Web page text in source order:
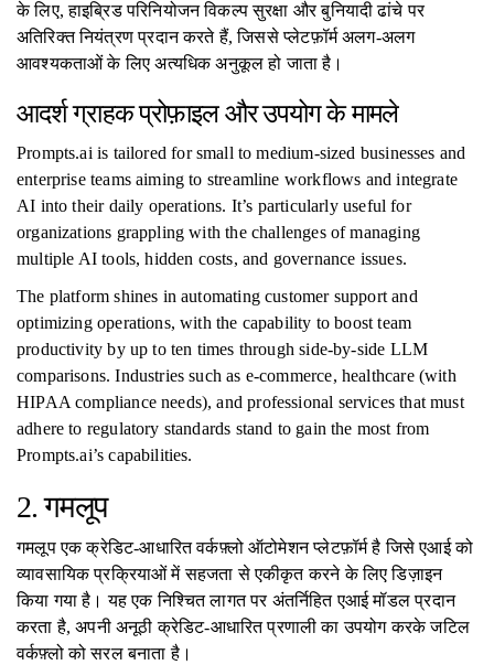
के लिए, हाइब्रिड परिनियोजन विकल्प सुरक्षा और बुनियादी ढांचे पर
अतिरिक्त नियंत्रण प्रदान करते हैं, जिससे प्लेटफ़ॉर्म अलग-अलग
आवश्यकताओं के लिए अत्यधिक अनुकूल हो जाता है।
आदर्श ग्राहक प्रोफ़ाइल और उपयोग के मामले
Prompts.ai is tailored for small to medium-sized businesses and
enterprise teams aiming to streamline workflows and integrate
AI into their daily operations. It’s particularly useful for
organizations grappling with the challenges of managing
multiple AI tools, hidden costs, and governance issues.
The platform shines in automating customer support and
optimizing operations, with the capability to boost team
productivity by up to ten times through side-by-side LLM
comparisons. Industries such as e-commerce, healthcare (with
HIPAA compliance needs), and professional services that must
adhere to regulatory standards stand to gain the most from
Prompts.ai’s capabilities.
2. गमलूप
गमलूप एक क्रेडिट-आधारित वर्कफ़्लो ऑटोमेशन प्लेटफ़ॉर्म है जिसे एआई को
व्यावसायिक प्रक्रियाओं में सहजता से एकीकृत करने के लिए डिज़ाइन
किया गया है। यह एक निश्चित लागत पर अंतर्निहित एआई मॉडल प्रदान
करता है, अपनी अनूठी क्रेडिट-आधारित प्रणाली का उपयोग करके जटिल
वर्कफ़्लो को सरल बनाता है।